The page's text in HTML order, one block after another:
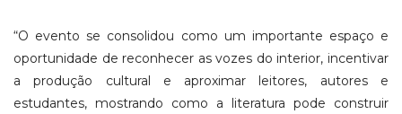
“O evento se consolidou como um importante espaço e
oportunidade de reconhecer as vozes do interior, incentivar
a produção cultural e aproximar leitores, autores e
estudantes, mostrando como a literatura pode construir